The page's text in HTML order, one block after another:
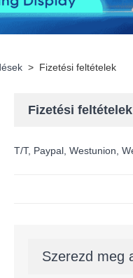
> Fizetési feltételek
Fizetési feltételek
T/T, Paypal, Westunion,
Szerezd meg